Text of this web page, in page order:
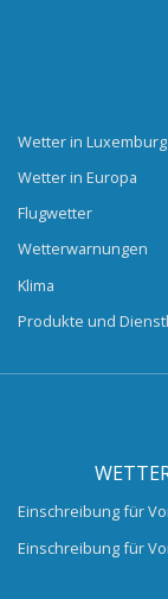
Wetter in Luxemburg
Wetter in Europa
Flugwetter
Wetterwarnungen
Klima
Produkte und
Einschreibung für
Einschreibung für